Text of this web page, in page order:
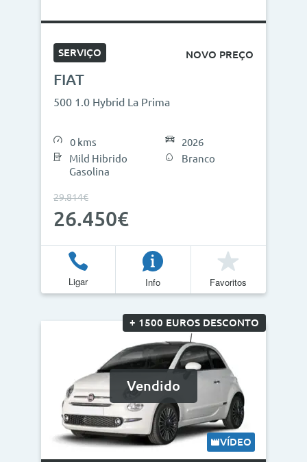
SERVIÇO NOVO PREÇO
FIAT
500 1.0 Hybrid La Prima
0 kms
Mild Hibrido
Gasolina
2026
Branco
29.814€
26.450€
Ligar Info Favoritos
+ 1500 EUROS DESCONTO
Vendido
VÍDEO